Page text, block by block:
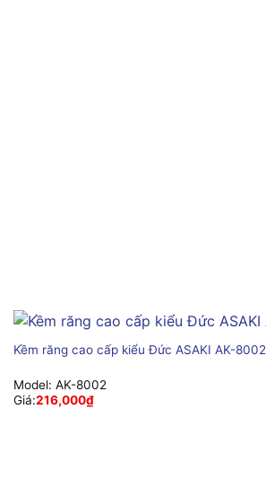
Kềm răng cao cấp kiểu Đức ASAKI AK-8002
Model: AK-8002
Giá:216,000₫